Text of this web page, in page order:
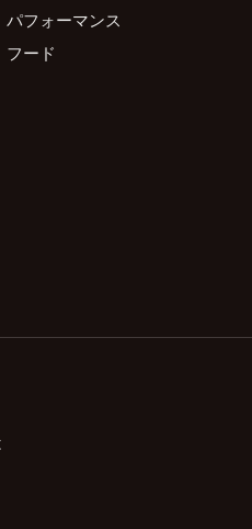
パフォーマンス
フード